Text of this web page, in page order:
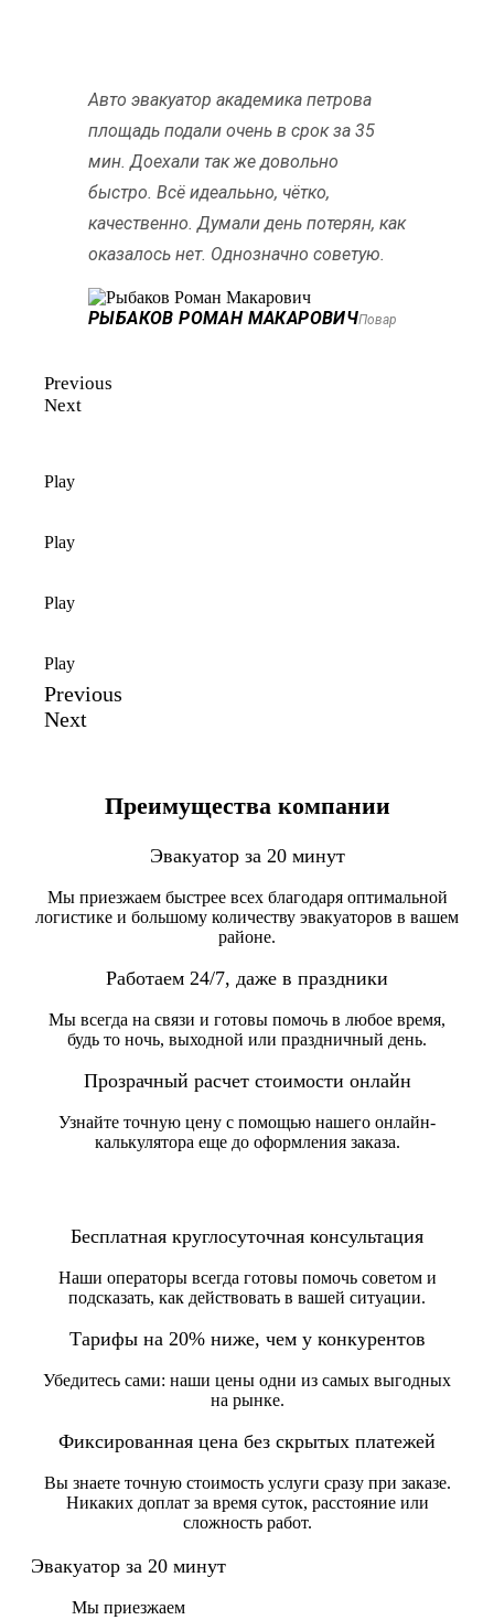
Авто эвакуатор академика петрова
площадь подали очень в срок за 35
мин. Доехали так же довольно
быстро. Всё идеалььно, чётко,
качественно. Думали день потерян, как
оказалось нет. Однозначно советую.
РЫБАКОВ РОМАН МАКАРОВИЧПовар
Previous
Next
Play
Play
Play
Play
Previous
Next
Преимущества компании
Эвакуатор за 20 минут
Мы приезжаем быстрее всех благодаря оптимальной
логистике и большому количеству эвакуаторов в вашем
районе.
Работаем 24/7, даже в праздники
Мы всегда на связи и готовы помочь в любое время,
будь то ночь, выходной или праздничный день.
Прозрачный расчет стоимости онлайн
Узнайте точную цену с помощью нашего онлайн-
калькулятора еще до оформления заказа.
Бесплатная круглосуточная консультация
Наши операторы всегда готовы помочь советом и
подсказать, как действовать в вашей ситуации.
Тарифы на 20% ниже, чем у конкурентов
Убедитесь сами: наши цены одни из самых выгодных
на рынке.
Фиксированная цена без скрытых платежей
Вы знаете точную стоимость услуги сразу при заказе.
Никаких доплат за время суток, расстояние или
сложность работ.
Эвакуатор за 20 минут
Мы приезжаем